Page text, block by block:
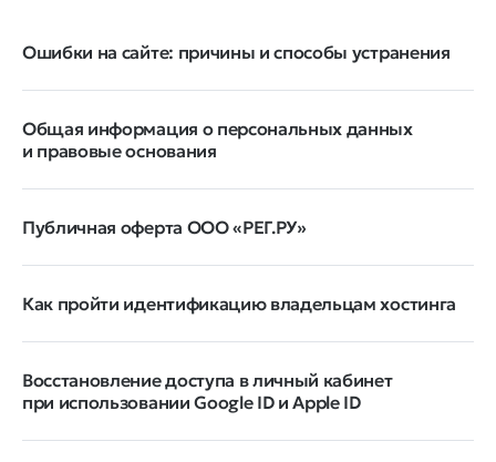
Ошибки на сайте: причины и способы устранения
Общая информация о персональных данных
и правовые основания
Публичная оферта ООО «РЕГ.РУ»
Как пройти идентификацию владельцам хостинга
Восстановление доступа в личный кабинет
при использовании Google ID и Apple ID